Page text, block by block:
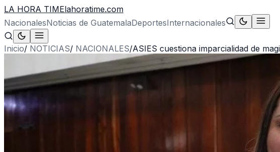
LA HORA TIMElahoratime.com
NacionalesNoticias de GuatemalaDeportesInternacionales
Inicio/ NOTICIAS/ NACIONALES/ASIES cuestiona imparcialidad de